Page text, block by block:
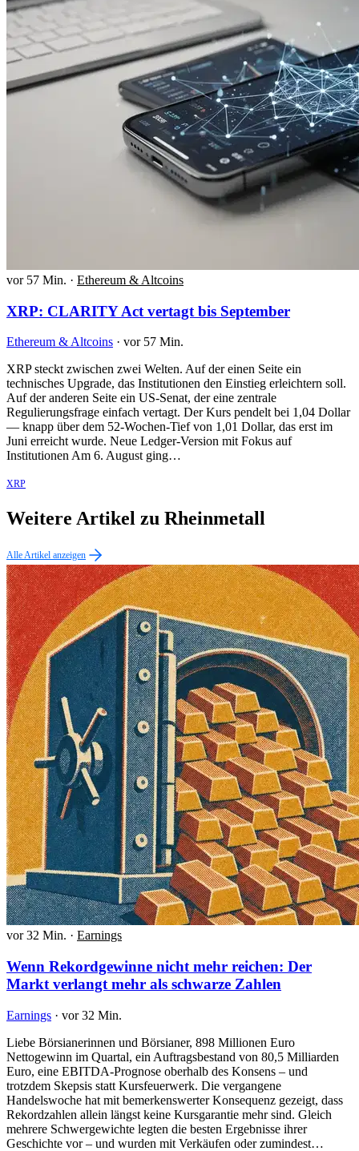
vor 57 Min. · Ethereum & Altcoins
XRP: CLARITY Act vertagt bis September
Ethereum & Altcoins · vor 57 Min.
XRP steckt zwischen zwei Welten. Auf der einen Seite ein
technisches Upgrade, das Institutionen den Einstieg erleichtern soll.
Auf der anderen Seite ein US-Senat, der eine zentrale
Regulierungsfrage einfach vertagt. Der Kurs pendelt bei 1,04 Dollar
— knapp über dem 52-Wochen-Tief von 1,01 Dollar, das erst im
Juni erreicht wurde. Neue Ledger-Version mit Fokus auf
Institutionen Am 6. August ging…
XRP
Weitere Artikel zu Rheinmetall
Alle Artikel anzeigen
vor 32 Min. · Earnings
Wenn Rekordgewinne nicht mehr reichen: Der
Markt verlangt mehr als schwarze Zahlen
Earnings · vor 32 Min.
Liebe Börsianerinnen und Börsianer, 898 Millionen Euro
Nettogewinn im Quartal, ein Auftragsbestand von 80,5 Milliarden
Euro, eine EBITDA-Prognose oberhalb des Konsens – und
trotzdem Skepsis statt Kursfeuerwerk. Die vergangene
Handelswoche hat mit bemerkenswerter Konsequenz gezeigt, dass
Rekordzahlen allein längst keine Kursgarantie mehr sind. Gleich
mehrere Schwergewichte legten die besten Ergebnisse ihrer
Geschichte vor – und wurden mit Verkäufen oder zumindest…